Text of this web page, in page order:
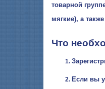
товарной
мягкие), а
Что
Если вы